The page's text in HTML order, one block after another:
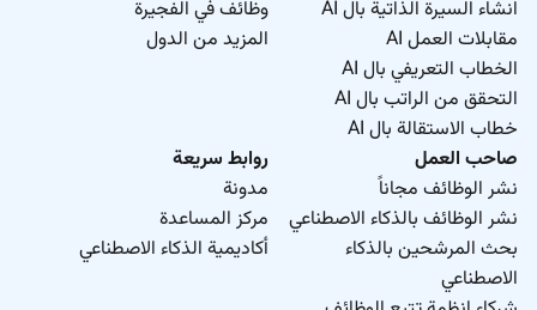
انشاء السيرة الذاتية بال AI
مقابلات العمل AI
الخطاب التعريفي بال AI
التحقق من الراتب بال AI
خطاب الاستقالة بال AI
وظائف في الفجيرة
المزيد من الدول
صاحب العمل
نشر الوظائف مجاناً
نشر الوظائف بالذكاء الاصطناعي
بحث المرشحين بالذكاء
الاصطناعي
روابط سريعة
مدونة
مركز المساعدة
أكاديمية الذكاء الاصطناعي